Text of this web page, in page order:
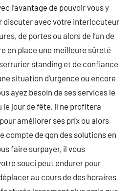
l’avantage de pouvoir vous y
discuter avec votre interlocuteur
de portes ou alors de l’un de
en place une meilleure sûreté
standing et de confiance
situation d’urgence ou encore
ayez besoin de ses services le
le jour de fête, il ne profitera
améliorer ses prix ou alors
compte de qqn des solutions en
faire surpayer, il vous
souci peut endurer pour
au cours de des horaires